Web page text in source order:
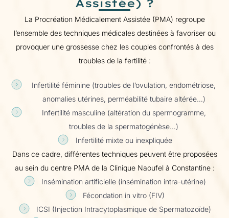
Assistée) ?
La Procréation Médicalement Assistée (PMA) regroupe
l’ensemble des techniques médicales destinées à favoriser ou
provoquer une grossesse chez les couples confrontés à des
troubles de la fertilité :
Infertilité féminine (troubles de l’ovulation, endométriose,
anomalies utérines, perméabilité tubaire altérée…)
Infertilité masculine (altération du spermogramme,
troubles de la spermatogénèse…)
Infertilité mixte ou inexpliquée
Dans ce cadre, différentes techniques peuvent être proposées
au sein du centre PMA de la Clinique Naoufel à Constantine :
Insémination artificielle (insémination intra-utérine)
Fécondation in vitro (FIV)
ICSI (Injection Intracytoplasmique de Spermatozoïde)